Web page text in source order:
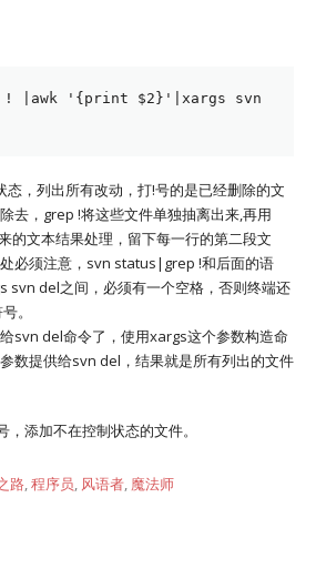
! |awk '{print $2}'|xargs svn
，列出所有改动，打!号的是已经删除的文
去，grep !将这些文件单独抽离出来,再用
的文本结果处理，留下每一行的第二段文
必须注意，svn status|grep !和后面的语
svn del之间，必须有一个空格，否则终端还
。
svn del命令了，使用xargs这个参数构造命
数提供给svn del，结果就是所有列出的文件
添加不在控制状态的文件。
路,程序员, 风语者, 魔法师